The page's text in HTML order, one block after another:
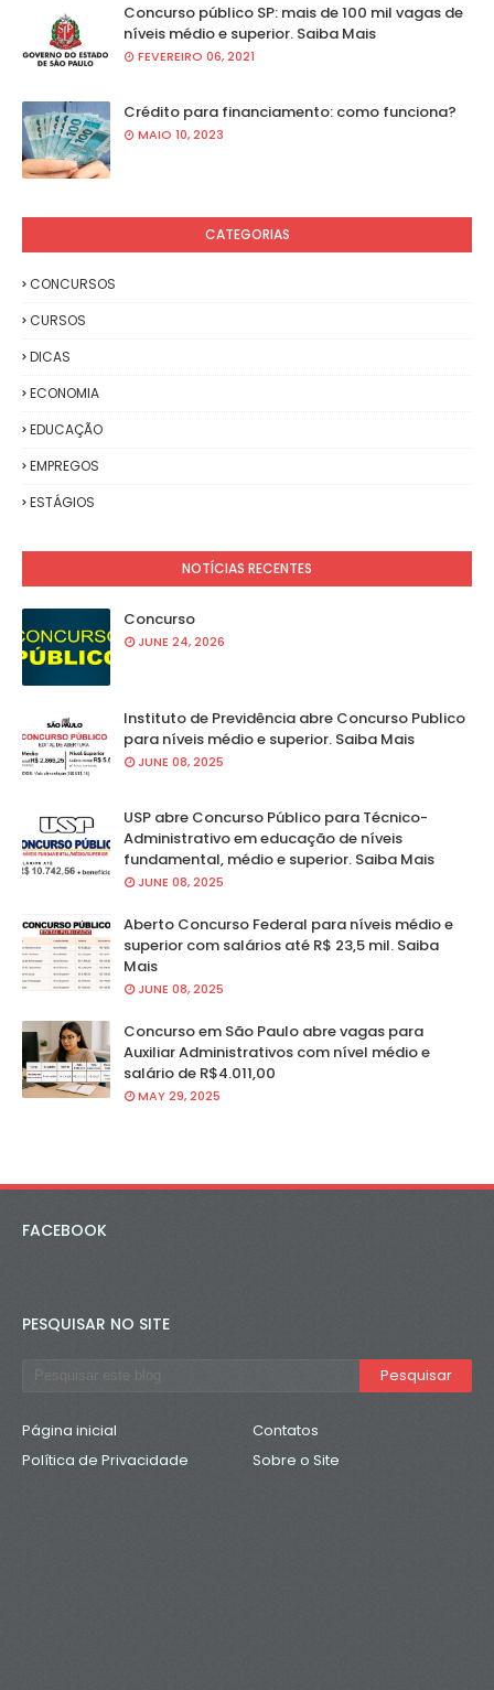
Concurso público SP: mais de 100 mil vagas de
níveis médio e superior. Saiba Mais
FEVEREIRO 06, 2021
Crédito para financiamento: como funciona?
MAIO 10, 2023
CATEGORIAS
CONCURSOS
CURSOS
DICAS
ECONOMIA
EDUCAÇÃO
EMPREGOS
ESTÁGIOS
NOTÍCIAS RECENTES
Concurso
JUNE 24, 2026
Instituto de Previdência abre Concurso Publico
para níveis médio e superior. Saiba Mais
JUNE 08, 2025
USP abre Concurso Público para Técnico-
Administrativo em educação de níveis
fundamental, médio e superior. Saiba Mais
JUNE 08, 2025
Aberto Concurso Federal para níveis médio e
superior com salários até R$ 23,5 mil. Saiba
Mais
JUNE 08, 2025
Concurso em São Paulo abre vagas para
Auxiliar Administrativos com nível médio e
salário de R$4.011,00
MAY 29, 2025
FACEBOOK
PESQUISAR NO SITE
Página inicial
Contatos
Política de Privacidade
Sobre o Site